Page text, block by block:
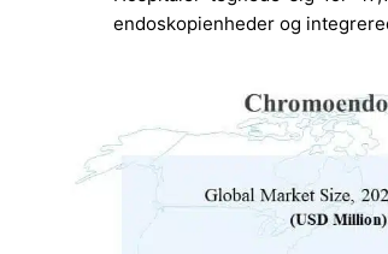
endoskopienheder og